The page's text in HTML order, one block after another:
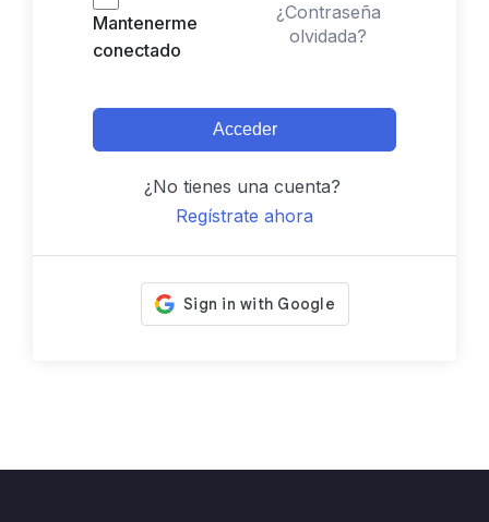
Mantenerme
conectado
¿Contraseña
olvidada?
Acceder
¿No tienes una cuenta?
Regístrate ahora